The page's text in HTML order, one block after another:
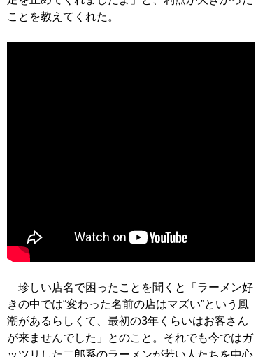
ことを教えてくれた。
珍しい店名で困ったことを聞くと「ラーメン好
きの中では“変わった名前の店はマズい”という風
潮があるらしくて、最初の3年くらいはお客さん
が来ませんでした」とのこと。それでも今ではガ